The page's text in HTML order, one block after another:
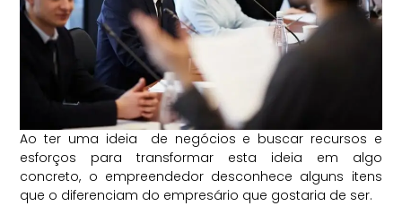
Ao ter uma ideia de negócios e buscar recursos e
esforços para transformar esta ideia em algo
concreto, o empreendedor desconhece alguns itens
que o diferenciam do empresário que gostaria de ser.